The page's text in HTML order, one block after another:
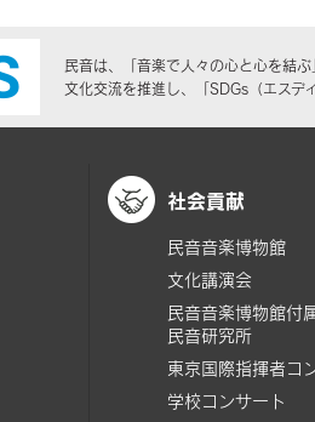
民音は、「音楽で人々の心と心を結
文化交流を推進し、「SDGs（エスデ
社会貢献
民音音楽博物館
文化講演会
民音音楽博物館付
民音研究所
東京国際指揮者コ
学校コンサート